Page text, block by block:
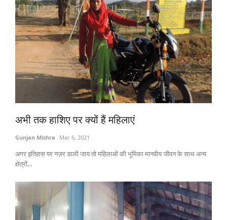
अभी तक हाशिए पर क्यों हैं महिलाएं
Gunjan Mishra Mar 6, 2021
अगर इतिहास पर नज़र डाली जाय तो महिलाओं की भूमिका मानवीय जीवन के साथ अन्य
क्षेत्रों...